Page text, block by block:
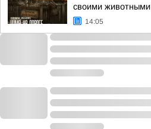
своими животными
14:05